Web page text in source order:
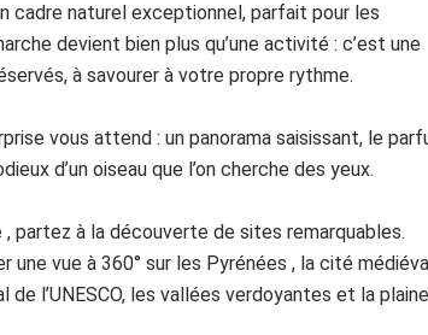
cadre naturel exceptionnel, parfait pour les
devient bien plus qu’une activité : c’est une
à savourer à votre propre rythme.
vous attend : un panorama saisissant, le
d’un oiseau que l’on cherche des yeux.
partez à la découverte de sites remarquables.
une vue à 360° sur les Pyrénées , la cité
l’UNESCO, les vallées verdoyantes et la plaine